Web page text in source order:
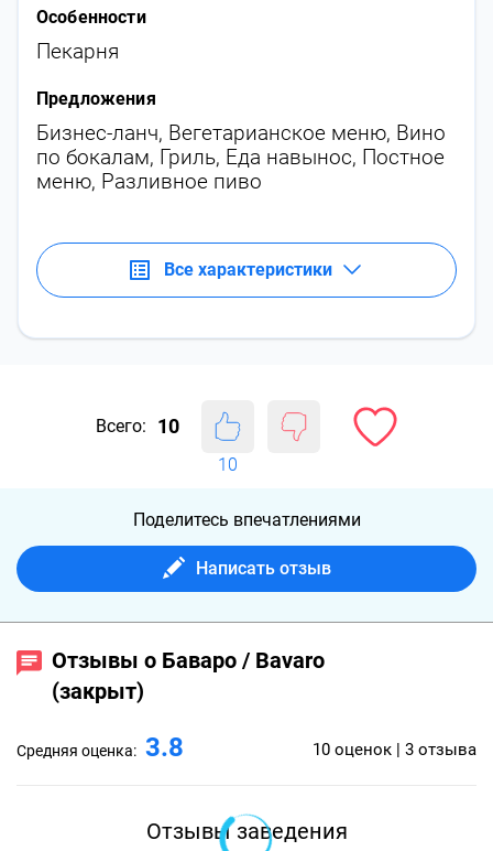
Особенности
Пекарня
Предложения
Бизнес-ланч, Вегетарианское меню, Вино
по бокалам, Гриль, Еда навынос, Постное
меню, Разливное пиво
Все характеристики
Всего: 10
10
Поделитесь впечатлениями
Написать отзыв
Отзывы о Баваро / Bavaro
(закрыт)
Средняя оценка: 3.8 10 оценок | 3 отзыва
Отзывы заведения